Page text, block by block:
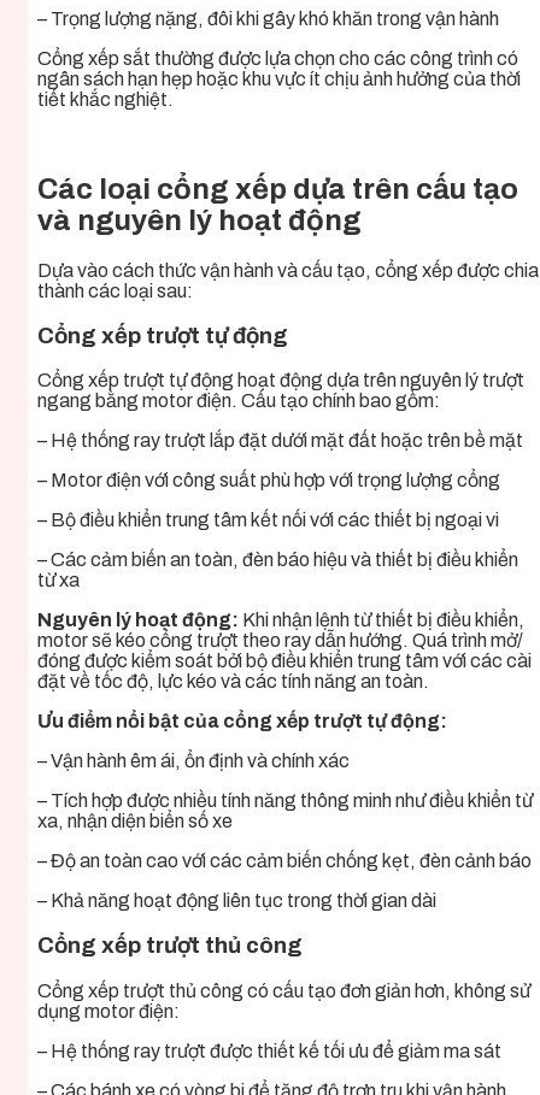
– Trọng lượng nặng, đôi khi gây khó khăn trong vận hành
Cổng xếp sắt thường được lựa chọn cho các công trình có
ngân sách hạn hẹp hoặc khu vực ít chịu ảnh hưởng của thời
tiết khắc nghiệt.
Các loại cổng xếp dựa trên cấu tạo
và nguyên lý hoạt động
Dựa vào cách thức vận hành và cấu tạo, cổng xếp được chia
thành các loại sau:
Cổng xếp trượt tự động
Cổng xếp trượt tự động hoạt động dựa trên nguyên lý trượt
ngang bằng motor điện. Cấu tạo chính bao gồm:
– Hệ thống ray trượt lắp đặt dưới mặt đất hoặc trên bề mặt
– Motor điện với công suất phù hợp với trọng lượng cổng
– Bộ điều khiển trung tâm kết nối với các thiết bị ngoại vi
– Các cảm biến an toàn, đèn báo hiệu và thiết bị điều khiển
từ xa
Nguyên lý hoạt động: Khi nhận lệnh từ thiết bị điều khiển,
motor sẽ kéo cổng trượt theo ray dẫn hướng. Quá trình mở/
đóng được kiểm soát bởi bộ điều khiển trung tâm với các cài
đặt về tốc độ, lực kéo và các tính năng an toàn.
Ưu điểm nổi bật của cổng xếp trượt tự động:
– Vận hành êm ái, ổn định và chính xác
– Tích hợp được nhiều tính năng thông minh như điều khiển từ
xa, nhận diện biển số xe
– Độ an toàn cao với các cảm biến chống kẹt, đèn cảnh báo
– Khả năng hoạt động liên tục trong thời gian dài
Cổng xếp trượt thủ công
Cổng xếp trượt thủ công có cấu tạo đơn giản hơn, không sử
dụng motor điện:
– Hệ thống ray trượt được thiết kế tối ưu để giảm ma sát
– Các bánh xe có vòng bi để tăng độ trơn tru khi vận hành